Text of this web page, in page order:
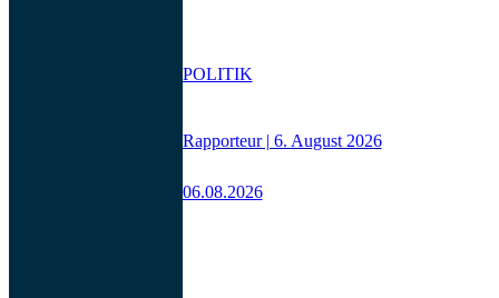
Rapporteur | 6. August 2026
06.08.2026
POLITIK